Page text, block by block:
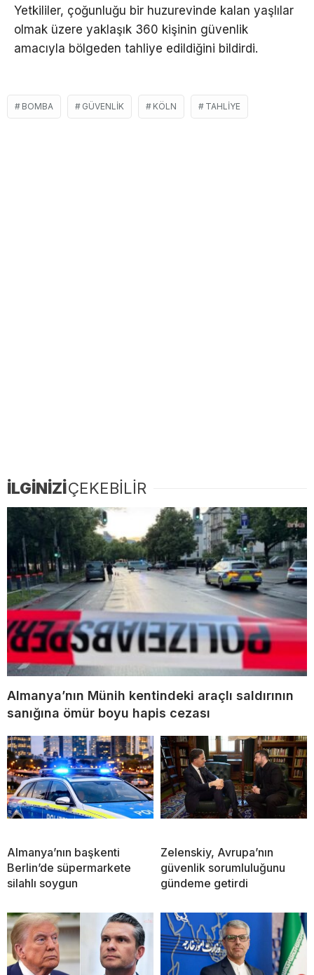
Yetkililer, çoğunluğu bir huzurevinde kalan yaşlılar
olmak üzere yaklaşık 360 kişinin güvenlik
amacıyla bölgeden tahliye edildiğini bildirdi.
BOMBA GÜVENLIK KÖLN TAHLIYE
İLGİNİZİÇEKEBİLİR
Almanya’nın Münih kentindeki araçlı saldırının
sanığına ömür boyu hapis cezası
Almanya’nın başkenti
Berlin’de süpermarkete
silahlı soygun
Zelenskiy, Avrupa’nın
güvenlik sorumluluğunu
gündeme getirdi